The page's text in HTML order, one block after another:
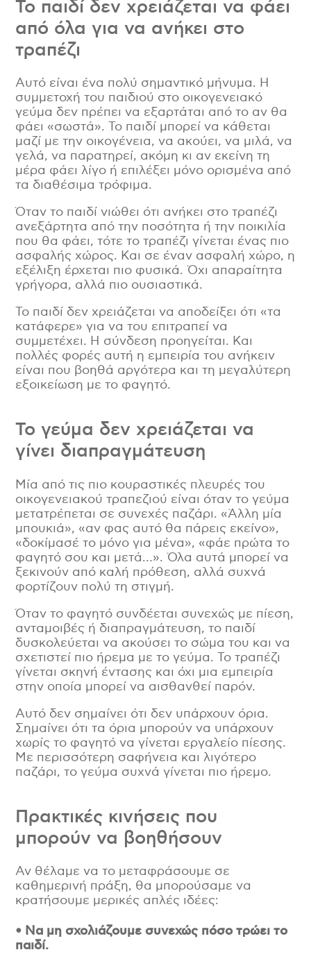
Το παιδί δεν χρειάζεται να φάει
από όλα για να ανήκει στο
τραπέζι
Αυτό είναι ένα πολύ σημαντικό μήνυμα. Η
συμμετοχή του παιδιού στο οικογενειακό
γεύμα δεν πρέπει να εξαρτάται από το αν θα
φάει «σωστά». Το παιδί μπορεί να κάθεται
μαζί με την οικογένεια, να ακούει, να μιλά, να
γελά, να παρατηρεί, ακόμη κι αν εκείνη τη
μέρα φάει λίγο ή επιλέξει μόνο ορισμένα από
τα διαθέσιμα τρόφιμα.
Όταν το παιδί νιώθει ότι ανήκει στο τραπέζι
ανεξάρτητα από την ποσότητα ή την ποικιλία
που θα φάει, τότε το τραπέζι γίνεται ένας πιο
ασφαλής χώρος. Και σε έναν ασφαλή χώρο, η
εξέλιξη έρχεται πιο φυσικά. Όχι απαραίτητα
γρήγορα, αλλά πιο ουσιαστικά.
Το παιδί δεν χρειάζεται να αποδείξει ότι «τα
κατάφερε» για να του επιτραπεί να
συμμετέχει. Η σύνδεση προηγείται. Και
πολλές φορές αυτή η εμπειρία του ανήκειν
είναι που βοηθά αργότερα και τη μεγαλύτερη
εξοικείωση με το φαγητό.
Το γεύμα δεν χρειάζεται να
γίνει διαπραγμάτευση
Μία από τις πιο κουραστικές πλευρές του
οικογενειακού τραπεζιού είναι όταν το γεύμα
μετατρέπεται σε συνεχές παζάρι. «Άλλη μία
μπουκιά», «αν φας αυτό θα πάρεις εκείνο»,
«δοκίμασέ το μόνο για μένα», «φάε πρώτα το
φαγητό σου και μετά…». Όλα αυτά μπορεί να
ξεκινούν από καλή πρόθεση, αλλά συχνά
φορτίζουν πολύ τη στιγμή.
Όταν το φαγητό συνδέεται συνεχώς με πίεση,
ανταμοιβές ή διαπραγμάτευση, το παιδί
δυσκολεύεται να ακούσει το σώμα του και να
σχετιστεί πιο ήρεμα με το γεύμα. Το τραπέζι
γίνεται σκηνή έντασης και όχι μια εμπειρία
στην οποία μπορεί να αισθανθεί παρόν.
Αυτό δεν σημαίνει ότι δεν υπάρχουν όρια.
Σημαίνει ότι τα όρια μπορούν να υπάρχουν
χωρίς το φαγητό να γίνεται εργαλείο πίεσης.
Με περισσότερη σαφήνεια και λιγότερο
παζάρι, το γεύμα συχνά γίνεται πιο ήρεμο.
Πρακτικές κινήσεις που
μπορούν να βοηθήσουν
Αν θέλαμε να το μεταφράσουμε σε
καθημερινή πράξη, θα μπορούσαμε να
κρατήσουμε μερικές απλές ιδέες:
• Να μη σχολιάζουμε συνεχώς πόσο τρώει το
παιδί.